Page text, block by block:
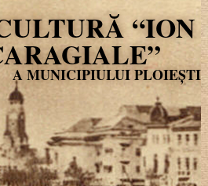
“ION